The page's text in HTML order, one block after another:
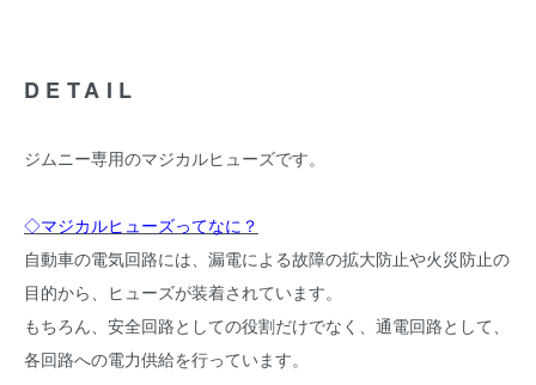
DETAIL
ジムニー専用のマジカルヒューズです。
◇マジカルヒューズってなに？
自動車の電気回路には、漏電による故障の拡大防止や火災防止の
目的から、ヒューズが装着されています。
もちろん、安全回路としての役割だけでなく、通電回路として、
各回路への電力供給を行っています。